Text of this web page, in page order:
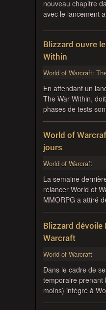
nouveau chapitre
avec le lancement
Blizzard ouvre
Within
World of Warcraft:
En attendant un
The War Within,
phases de tests
World of
jours
World of Warcraft
La semaine
relancer World of
MMORPG a attiré
Blizzard dévoile
Warcraft
World of Warcraft
Dans le cadre de
temporaire prenant
moins) intégré à